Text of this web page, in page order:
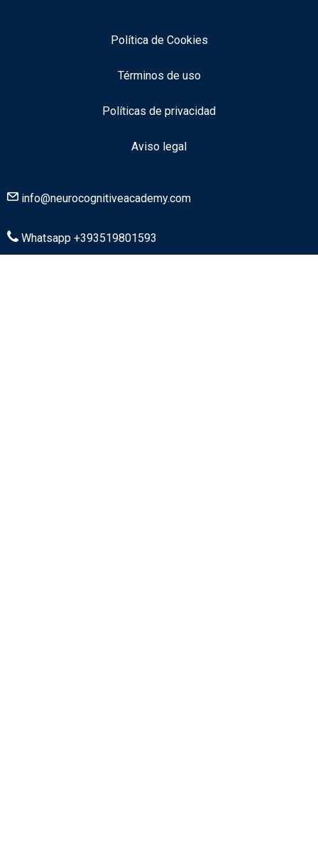
Política de Cookies
Términos de uso
Políticas de privacidad
Aviso legal
info@neurocognitiveacademy.com
Whatsapp +393519801593